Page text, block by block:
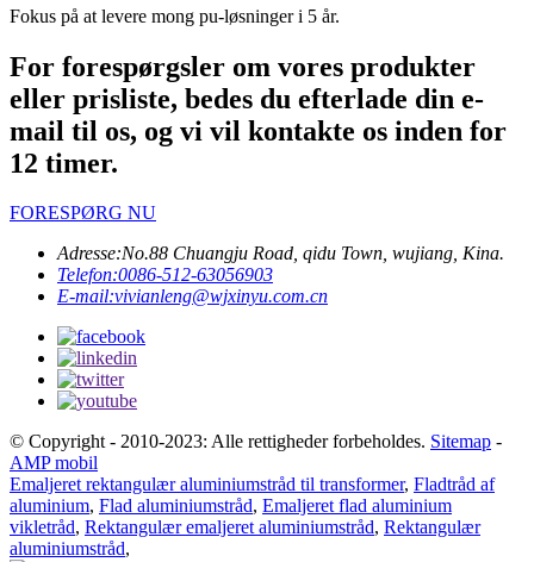
Fokus på at levere mong pu-løsninger i 5 år.
For forespørgsler om vores produkter
eller prisliste, bedes du efterlade din e-
mail til os, og vi vil kontakte os inden for
12 timer.
FORESPØRG NU
Adresse:No.88 Chuangju Road, qidu Town, wujiang, Kina.
Telefon:0086-512-63056903
E-mail:vivianleng@wjxinyu.com.cn
© Copyright - 2010-2023: Alle rettigheder forbeholdes. Sitemap -
AMP mobil
Emaljeret rektangulær aluminiumstråd til transformer, Fladtråd af
aluminium, Flad aluminiumstråd, Emaljeret flad aluminium
vikletråd, Rektangulær emaljeret aluminiumstråd, Rektangulær
aluminiumstråd,